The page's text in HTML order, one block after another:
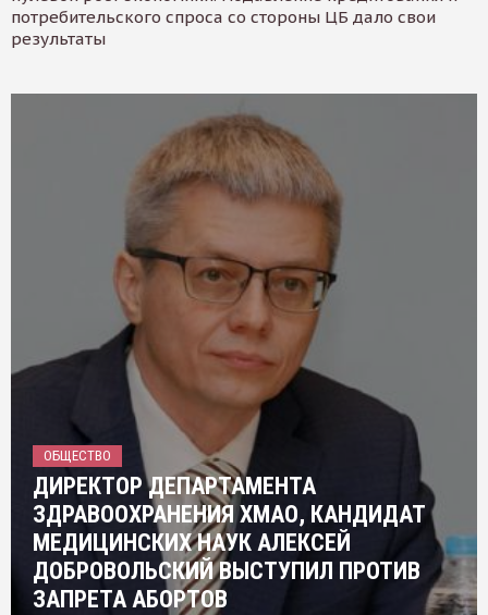
потребительского спроса со стороны ЦБ дало свои
результаты
ОБЩЕСТВО
ДИРЕКТОР ДЕПАРТАМЕНТА
ЗДРАВООХРАНЕНИЯ ХМАО, КАНДИДАТ
МЕДИЦИНСКИХ НАУК АЛЕКСЕЙ
ДОБРОВОЛЬСКИЙ ВЫСТУПИЛ ПРОТИВ
ЗАПРЕТА АБОРТОВ